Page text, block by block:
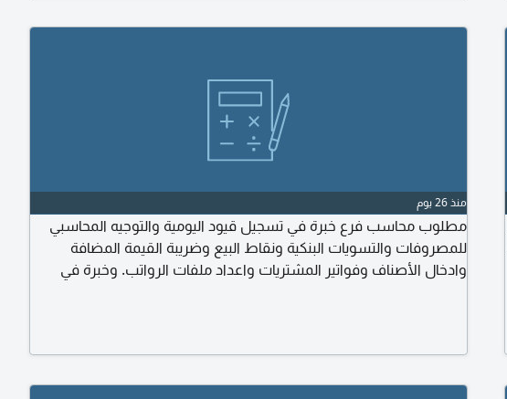
منذ 26 يوم
مطلوب محاسب فرع خبرة في تسجيل قيود اليومية والتوجيه المحاسبي
للمصروفات والتسويات البنكية ونقاط البيع وضريبة القيمة المضافة
وادخال الأصناف وفواتير المشتريات واعداد ملفات الرواتب. وخبرة في